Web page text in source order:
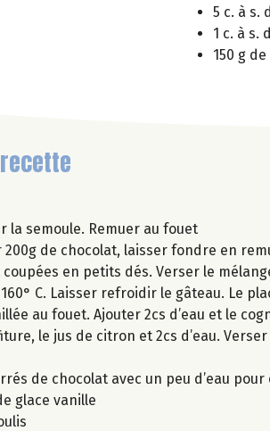
5 c. à s.
1 c. à s.
150 g
recette
la semoule. Remuer au fouet
200g de chocolat, laisser fondre en
en petits dés. Verser le
160° C. Laisser refroidir le gâteau. Le
au fouet. Ajouter 2cs d’eau et le
le jus de citron et 2cs d’eau.
de chocolat avec un peu d’eau
glace vanille